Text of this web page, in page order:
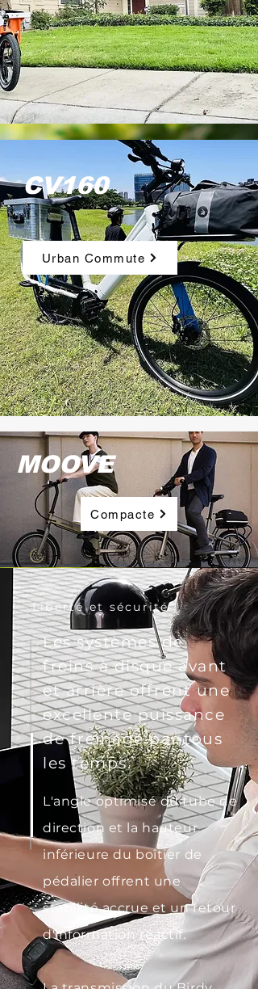
CV160
Urban Commute
MOOVE
Compacte
Liberté et sécurité
Les systèmes de
freins à disque avant
et arrière offrent une
excellente puissance
de freinage par tous
les temps.
L'angle optimisé du tube de
direction et la hauteur
inférieure du boîtier de
pédalier offrent une
stabilité accrue et un retour
d'information réactif.